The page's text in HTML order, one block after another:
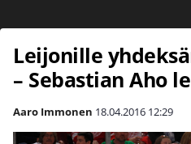
Leijonille
– Sebastian Aho
Aaro Immonen 18.04.2016 12:29